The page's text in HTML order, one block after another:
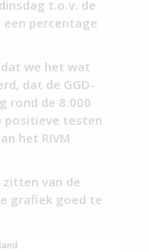
t.o.v. de
percentage
we het wat
dat de GGD-
rond de 8.000
positieve testen
het RIVM
zitten van de
grafiek goed te